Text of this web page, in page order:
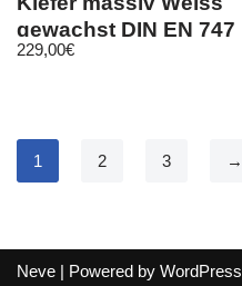
gewachst DIN EN 747
229,00€
1 2 3 →
Neve | Powered by WordPress